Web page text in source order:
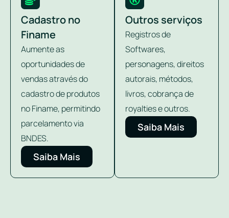
Cadastro no
Finame
Aumente as
oportunidades de
vendas através do
cadastro de produtos
no Finame, permitindo
parcelamento via
BNDES.
Saiba Mais
Outros serviços
Registros de
Softwares,
personagens, direitos
autorais, métodos,
livros, cobrança de
royalties e outros.
Saiba Mais